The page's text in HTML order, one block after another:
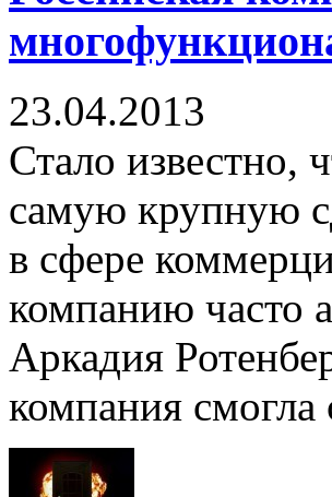
23.04.2013
Стало известно,
самую крупную
в сфере
компанию часто
Аркадия
компания смогла